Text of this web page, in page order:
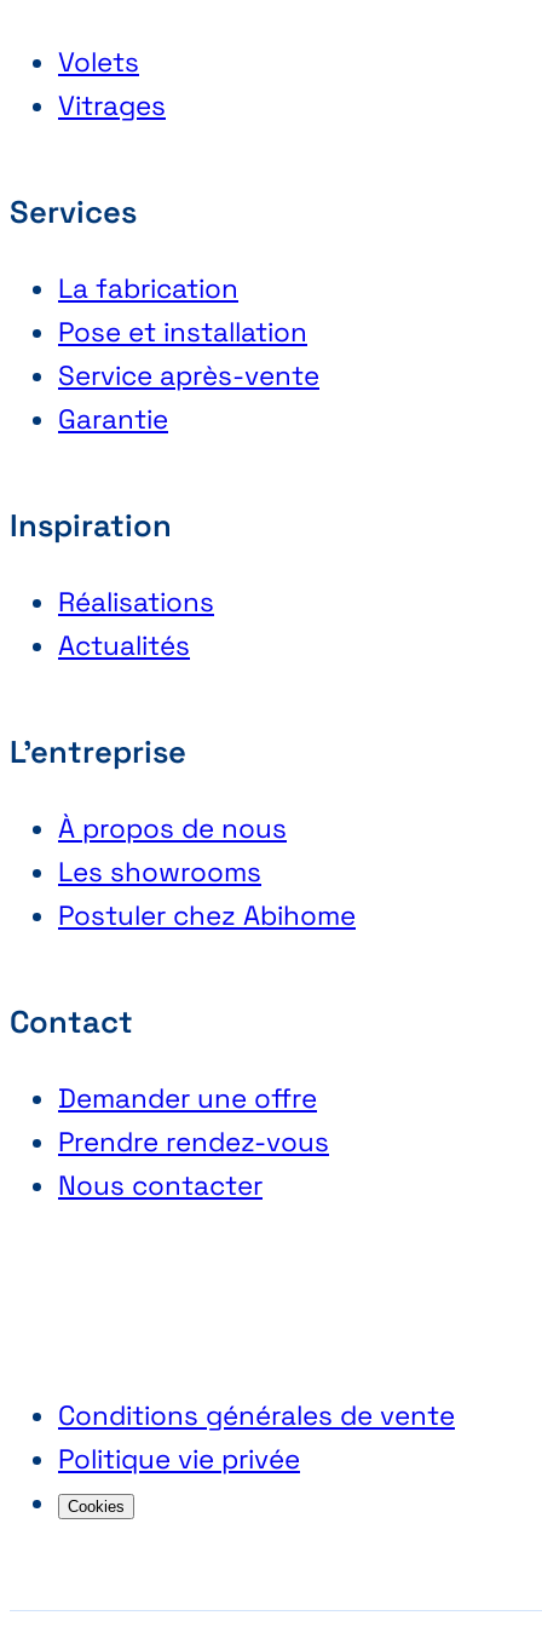
Conditions générales de vente
Politique vie privée
Cookies
Volets
Vitrages
Services
La fabrication
Pose et installation
Service après-vente
Garantie
Inspiration
Réalisations
Actualités
L'entreprise
À propos de nous
Les showrooms
Postuler chez Abihome
Contact
Demander une offre
Prendre rendez-vous
Nous contacter